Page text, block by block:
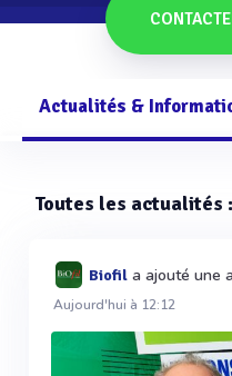
Actualités &
Toutes les actualités :
Biofil a ajouté une
Aujourd'hui à 12:12